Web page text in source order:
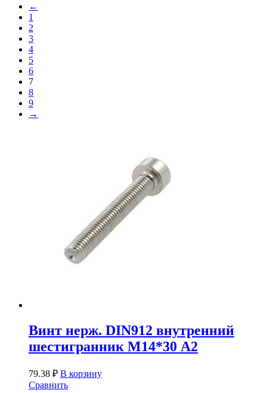
←
1
2
3
4
5
6
7
8
9
→
Винт нерж. DIN912 внутренний
шестигранник М14*30 А2
79.38 ₽ В корзину
Сравнить